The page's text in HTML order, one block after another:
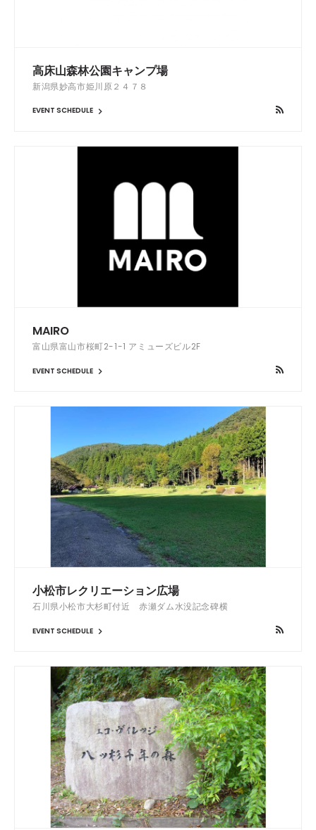
高床山森林公園キャンプ場
新潟県妙高市姫川原２４７８
EVENT SCHEDULE
MAIRO
富山県富山市桜町2-1-1 アミューズビル2F
EVENT SCHEDULE
小松市レクリエーション広場
石川県小松市大杉町付近 赤瀬ダム水没記念碑横
EVENT SCHEDULE